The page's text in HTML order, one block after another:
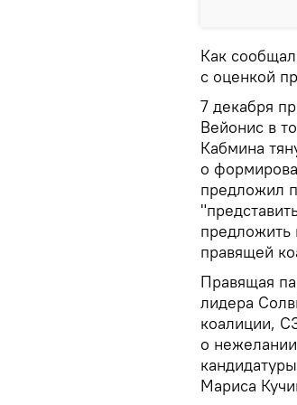
Как
с оценкой
7 декабря
Вейонис в
Кабмина
о
предложил
правящей
Правящая
лидера
коалиции,
о
Мариса